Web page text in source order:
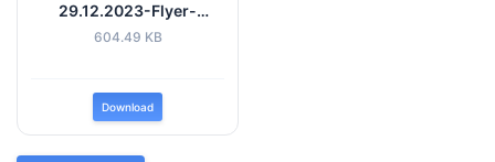
29.12.2023-Flyer-
IUK_wir-suchen-dich-
604.49 KB
Download